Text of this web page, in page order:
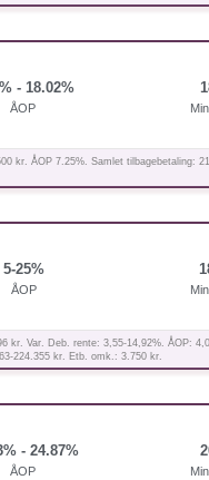
- 18.02%
ÅOP
kr. ÅOP 7.25%. Samlet tilbagebetaling:
5-25%
ÅOP
kr. Var. Deb. rente: 3,55-14,92%. ÅOP:
224.355 kr. Etb. omk.: 3.750 kr.
- 24.87%
ÅOP